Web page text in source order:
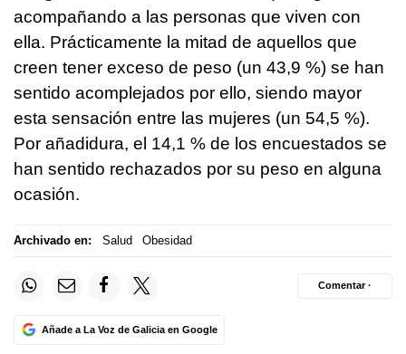
acompañando a las personas que viven con
ella. Prácticamente la mitad de aquellos que
creen tener exceso de peso (un 43,9 %) se han
sentido acomplejados por ello, siendo mayor
esta sensación entre las mujeres (un 54,5 %).
Por añadidura, el 14,1 % de los encuestados se
han sentido rechazados por su peso en alguna
ocasión.
Archivado en: Salud Obesidad
Añade a La Voz de Galicia en Google
Comentar ·